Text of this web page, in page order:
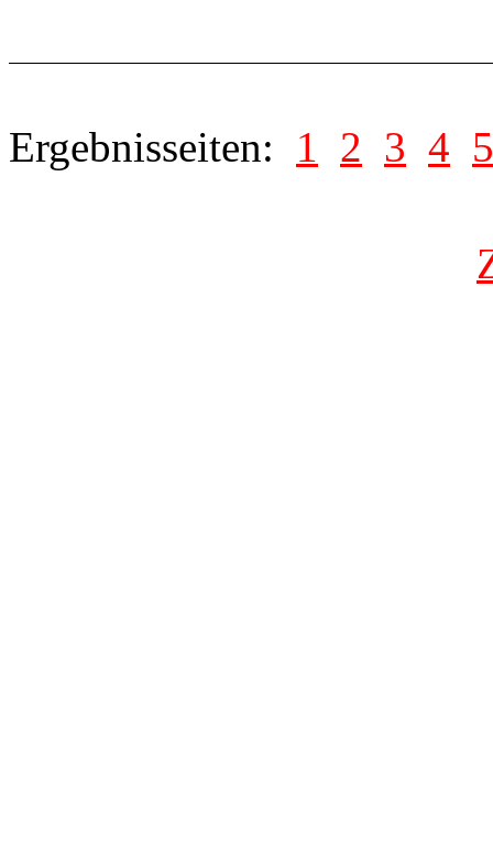
Ergebnisseiten: 1 2 3 4 5